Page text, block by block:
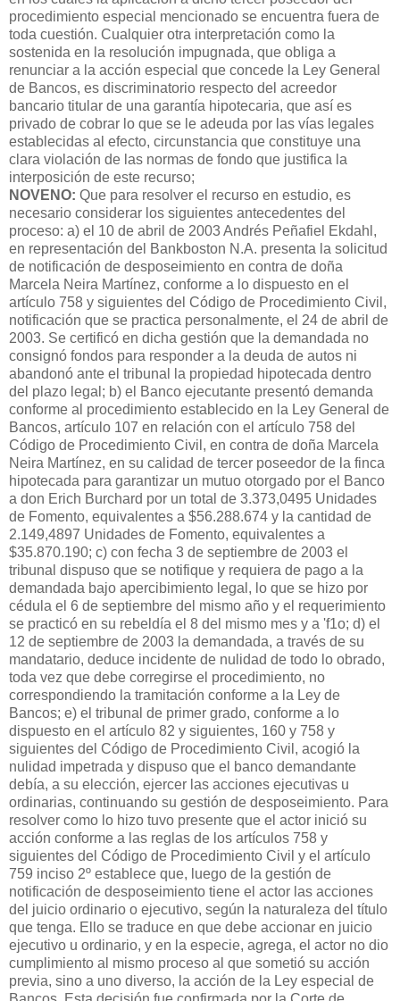
procedimiento especial mencionado se encuentra fuera de
toda cuestión. Cualquier otra interpretación como la
sostenida en la resolución impugnada, que obliga a
renunciar a la acción especial que concede la Ley General
de Bancos, es discriminatorio respecto del acreedor
bancario titular de una garantía hipotecaria, que así es
privado de cobrar lo que se le adeuda por las vías legales
establecidas al efecto, circunstancia que constituye una
clara violación de las normas de fondo que justifica la
interposición de este recurso;
NOVENO: Que para resolver el recurso en estudio, es
necesario considerar los siguientes antecedentes del
proceso: a) el 10 de abril de 2003 Andrés Peñafiel Ekdahl,
en representación del Bankboston N.A. presenta la solicitud
de notificación de desposeimiento en contra de doña
Marcela Neira Martínez, conforme a lo dispuesto en el
artículo 758 y siguientes del Código de Procedimiento Civil,
notificación que se practica personalmente, el 24 de abril de
2003. Se certificó en dicha gestión que la demandada no
consignó fondos para responder a la deuda de autos ni
abandonó ante el tribunal la propiedad hipotecada dentro
del plazo legal; b) el Banco ejecutante presentó demanda
conforme al procedimiento establecido en la Ley General de
Bancos, artículo 107 en relación con el artículo 758 del
Código de Procedimiento Civil, en contra de doña Marcela
Neira Martínez, en su calidad de tercer poseedor de la finca
hipotecada para garantizar un mutuo otorgado por el Banco
a don Erich Burchard por un total de 3.373,0495 Unidades
de Fomento, equivalentes a $56.288.674 y la cantidad de
2.149,4897 Unidades de Fomento, equivalentes a
$35.870.190; c) con fecha 3 de septiembre de 2003 el
tribunal dispuso que se notifique y requiera de pago a la
demandada bajo apercibimiento legal, lo que se hizo por
cédula el 6 de septiembre del mismo año y el requerimiento
se practicó en su rebeldía el 8 del mismo mes y a 'f1o; d) el
12 de septiembre de 2003 la demandada, a través de su
mandatario, deduce incidente de nulidad de todo lo obrado,
toda vez que debe corregirse el procedimiento, no
correspondiendo la tramitación conforme a la Ley de
Bancos; e) el tribunal de primer grado, conforme a lo
dispuesto en el artículo 82 y siguientes, 160 y 758 y
siguientes del Código de Procedimiento Civil, acogió la
nulidad impetrada y dispuso que el banco demandante
debía, a su elección, ejercer las acciones ejecutivas u
ordinarias, continuando su gestión de desposeimiento. Para
resolver como lo hizo tuvo presente que el actor inició su
acción conforme a las reglas de los artículos 758 y
siguientes del Código de Procedimiento Civil y el artículo
759 inciso 2º establece que, luego de la gestión de
notificación de desposeimiento tiene el actor las acciones
del juicio ordinario o ejecutivo, según la naturaleza del título
que tenga. Ello se traduce en que debe accionar en juicio
ejecutivo u ordinario, y en la especie, agrega, el actor no dio
cumplimiento al mismo proceso al que sometió su acción
previa, sino a uno diverso, la acción de la Ley especial de